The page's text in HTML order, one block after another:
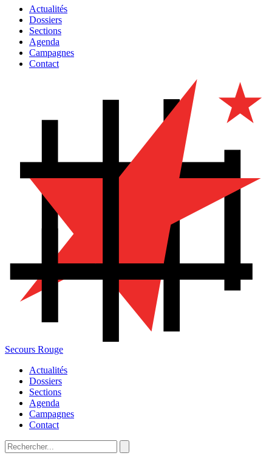
Actualités
Dossiers
Sections
Agenda
Campagnes
Contact
Secours Rouge
Actualités
Dossiers
Sections
Agenda
Campagnes
Contact